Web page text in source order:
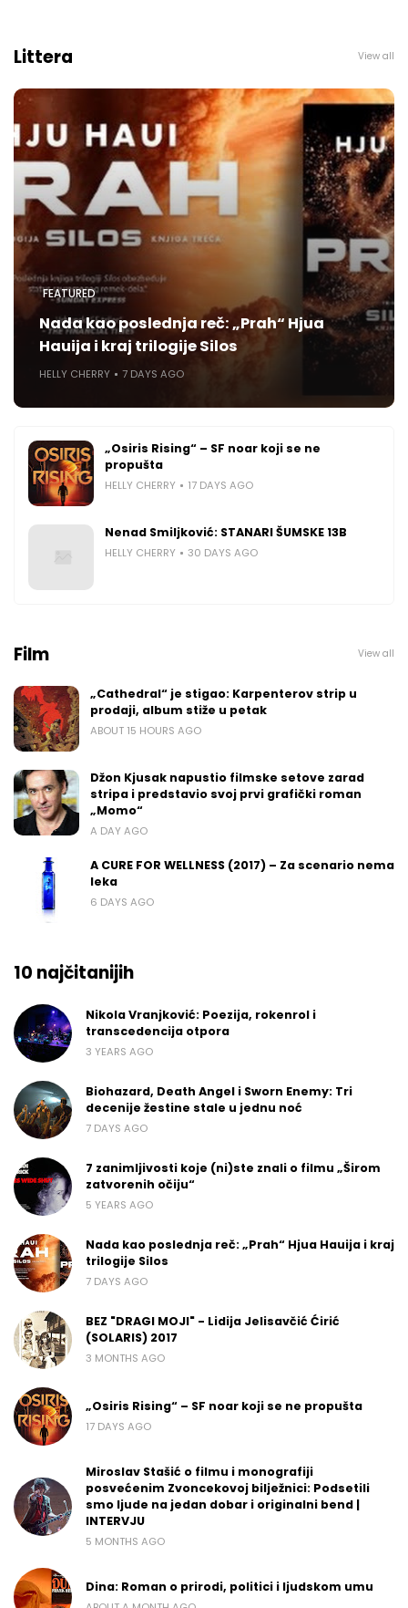
Littera View all
FEATURED
Nada kao poslednja reč: „Prah“ Hjua
Hauija i kraj trilogije Silos
HELLY CHERRY 7 DAYS AGO
„Osiris Rising“ – SF noar koji se ne
propušta
HELLY CHERRY 17 DAYS AGO
Nenad Smiljković: STANARI ŠUMSKE 13B
HELLY CHERRY 30 DAYS AGO
Film View all
„Cathedral“ je stigao: Karpenterov strip u
prodaji, album stiže u petak
ABOUT 15 HOURS AGO
Džon Kjusak napustio filmske setove zarad
stripa i predstavio svoj prvi grafički roman
„Momo“
A DAY AGO
A CURE FOR WELLNESS (2017) – Za scenario nema
leka
6 DAYS AGO
10 najčitanijih
Nikola Vranjković: Poezija, rokenrol i
transcedencija otpora
3 YEARS AGO
Biohazard, Death Angel i Sworn Enemy: Tri
decenije žestine stale u jednu noć
7 DAYS AGO
7 zanimljivosti koje (ni)ste znali o filmu „Širom
zatvorenih očiju“
5 YEARS AGO
Nada kao poslednja reč: „Prah“ Hjua Hauija i kraj
trilogije Silos
7 DAYS AGO
BEZ "DRAGI MOJI" - Lidija Jelisavčić Ćirić
(SOLARIS) 2017
3 MONTHS AGO
„Osiris Rising“ – SF noar koji se ne propušta
17 DAYS AGO
Miroslav Stašić o filmu i monografiji
posvećenim Zvoncekovoj bilježnici: Podsetili
smo ljude na jedan dobar i originalni bend |
INTERVJU
5 MONTHS AGO
Dina: Roman o prirodi, politici i ljudskom umu